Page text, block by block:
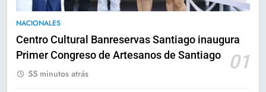
NACIONALES
Centro Cultural Banreservas Santiago inaugura
Primer Congreso de Artesanos de Santiago
01
55 minutos atrás